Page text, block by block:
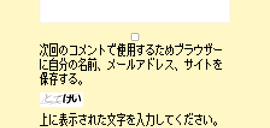
次回のコメントで使用するためブラウザー
に自分の名前、メールアドレス、サイトを
保存する。
上に表示された文字を入力してください。